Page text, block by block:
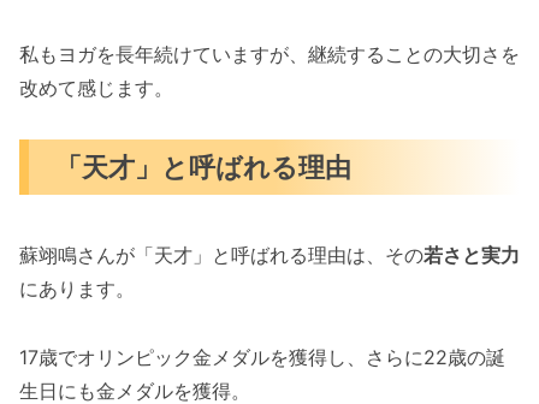
私もヨガを長年続けていますが、継続することの大切さを
改めて感じます。
「天才」と呼ばれる理由
蘇翊鳴さんが「天才」と呼ばれる理由は、その若さと実力
にあります。
17歳でオリンピック金メダルを獲得し、さらに22歳の誕
生日にも金メダルを獲得。